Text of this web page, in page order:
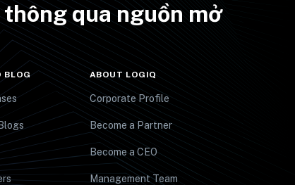
qua nguồn mở
BLOG ABOUT LOGIQ
Corporate Profile
Become a Partner
Become a CEO
Management Team